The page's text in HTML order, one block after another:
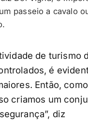
passeio a cavalo
de turismo
é
Então,
criamos um
diz